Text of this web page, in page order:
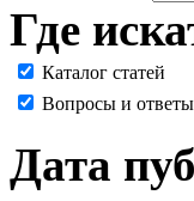
Где
Каталог статей
Вопросы и ответы
Дата